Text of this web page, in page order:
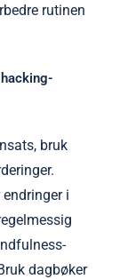
rutinen
bruk
i
dagbøker